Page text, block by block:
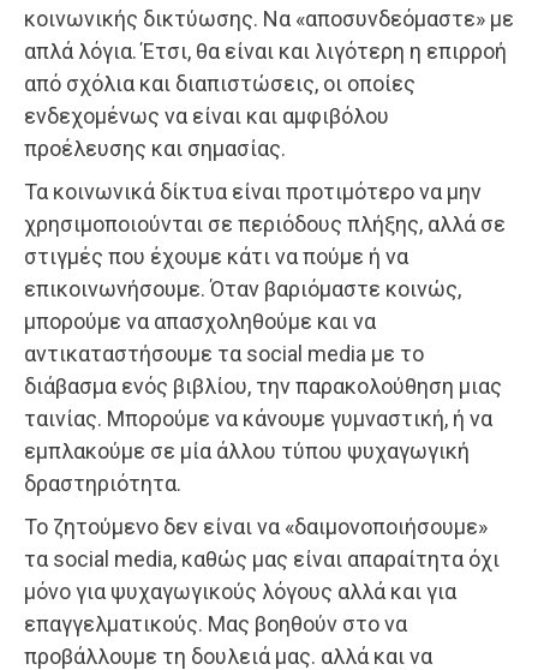
κοινωνικής δικτύωσης. Να «αποσυνδεόμαστε» με
απλά λόγια. Έτσι, θα είναι και λιγότερη η επιρροή
από σχόλια και διαπιστώσεις, οι οποίες
ενδεχομένως να είναι και αμφιβόλου
προέλευσης και σημασίας.
Τα κοινωνικά δίκτυα είναι προτιμότερο να μην
χρησιμοποιούνται σε περιόδους πλήξης, αλλά σε
στιγμές που έχουμε κάτι να πούμε ή να
επικοινωνήσουμε. Όταν βαριόμαστε κοινώς,
μπορούμε να απασχοληθούμε και να
αντικαταστήσουμε τα social media με το
διάβασμα ενός βιβλίου, την παρακολούθηση μιας
ταινίας. Μπορούμε να κάνουμε γυμναστική, ή να
εμπλακούμε σε μία άλλου τύπου ψυχαγωγική
δραστηριότητα.
Το ζητούμενο δεν είναι να «δαιμονοποιήσουμε»
τα social media, καθώς μας είναι απαραίτητα όχι
μόνο για ψυχαγωγικούς λόγους αλλά και για
επαγγελματικούς. Μας βοηθούν στο να
προβάλλουμε τη δουλειά μας. αλλά και να